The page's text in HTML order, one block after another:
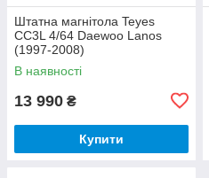
Штатна магнітола Teyes
CC3L 4/64 Daewoo Lanos
(1997-2008)
В наявності
13 990 ₴
Купити